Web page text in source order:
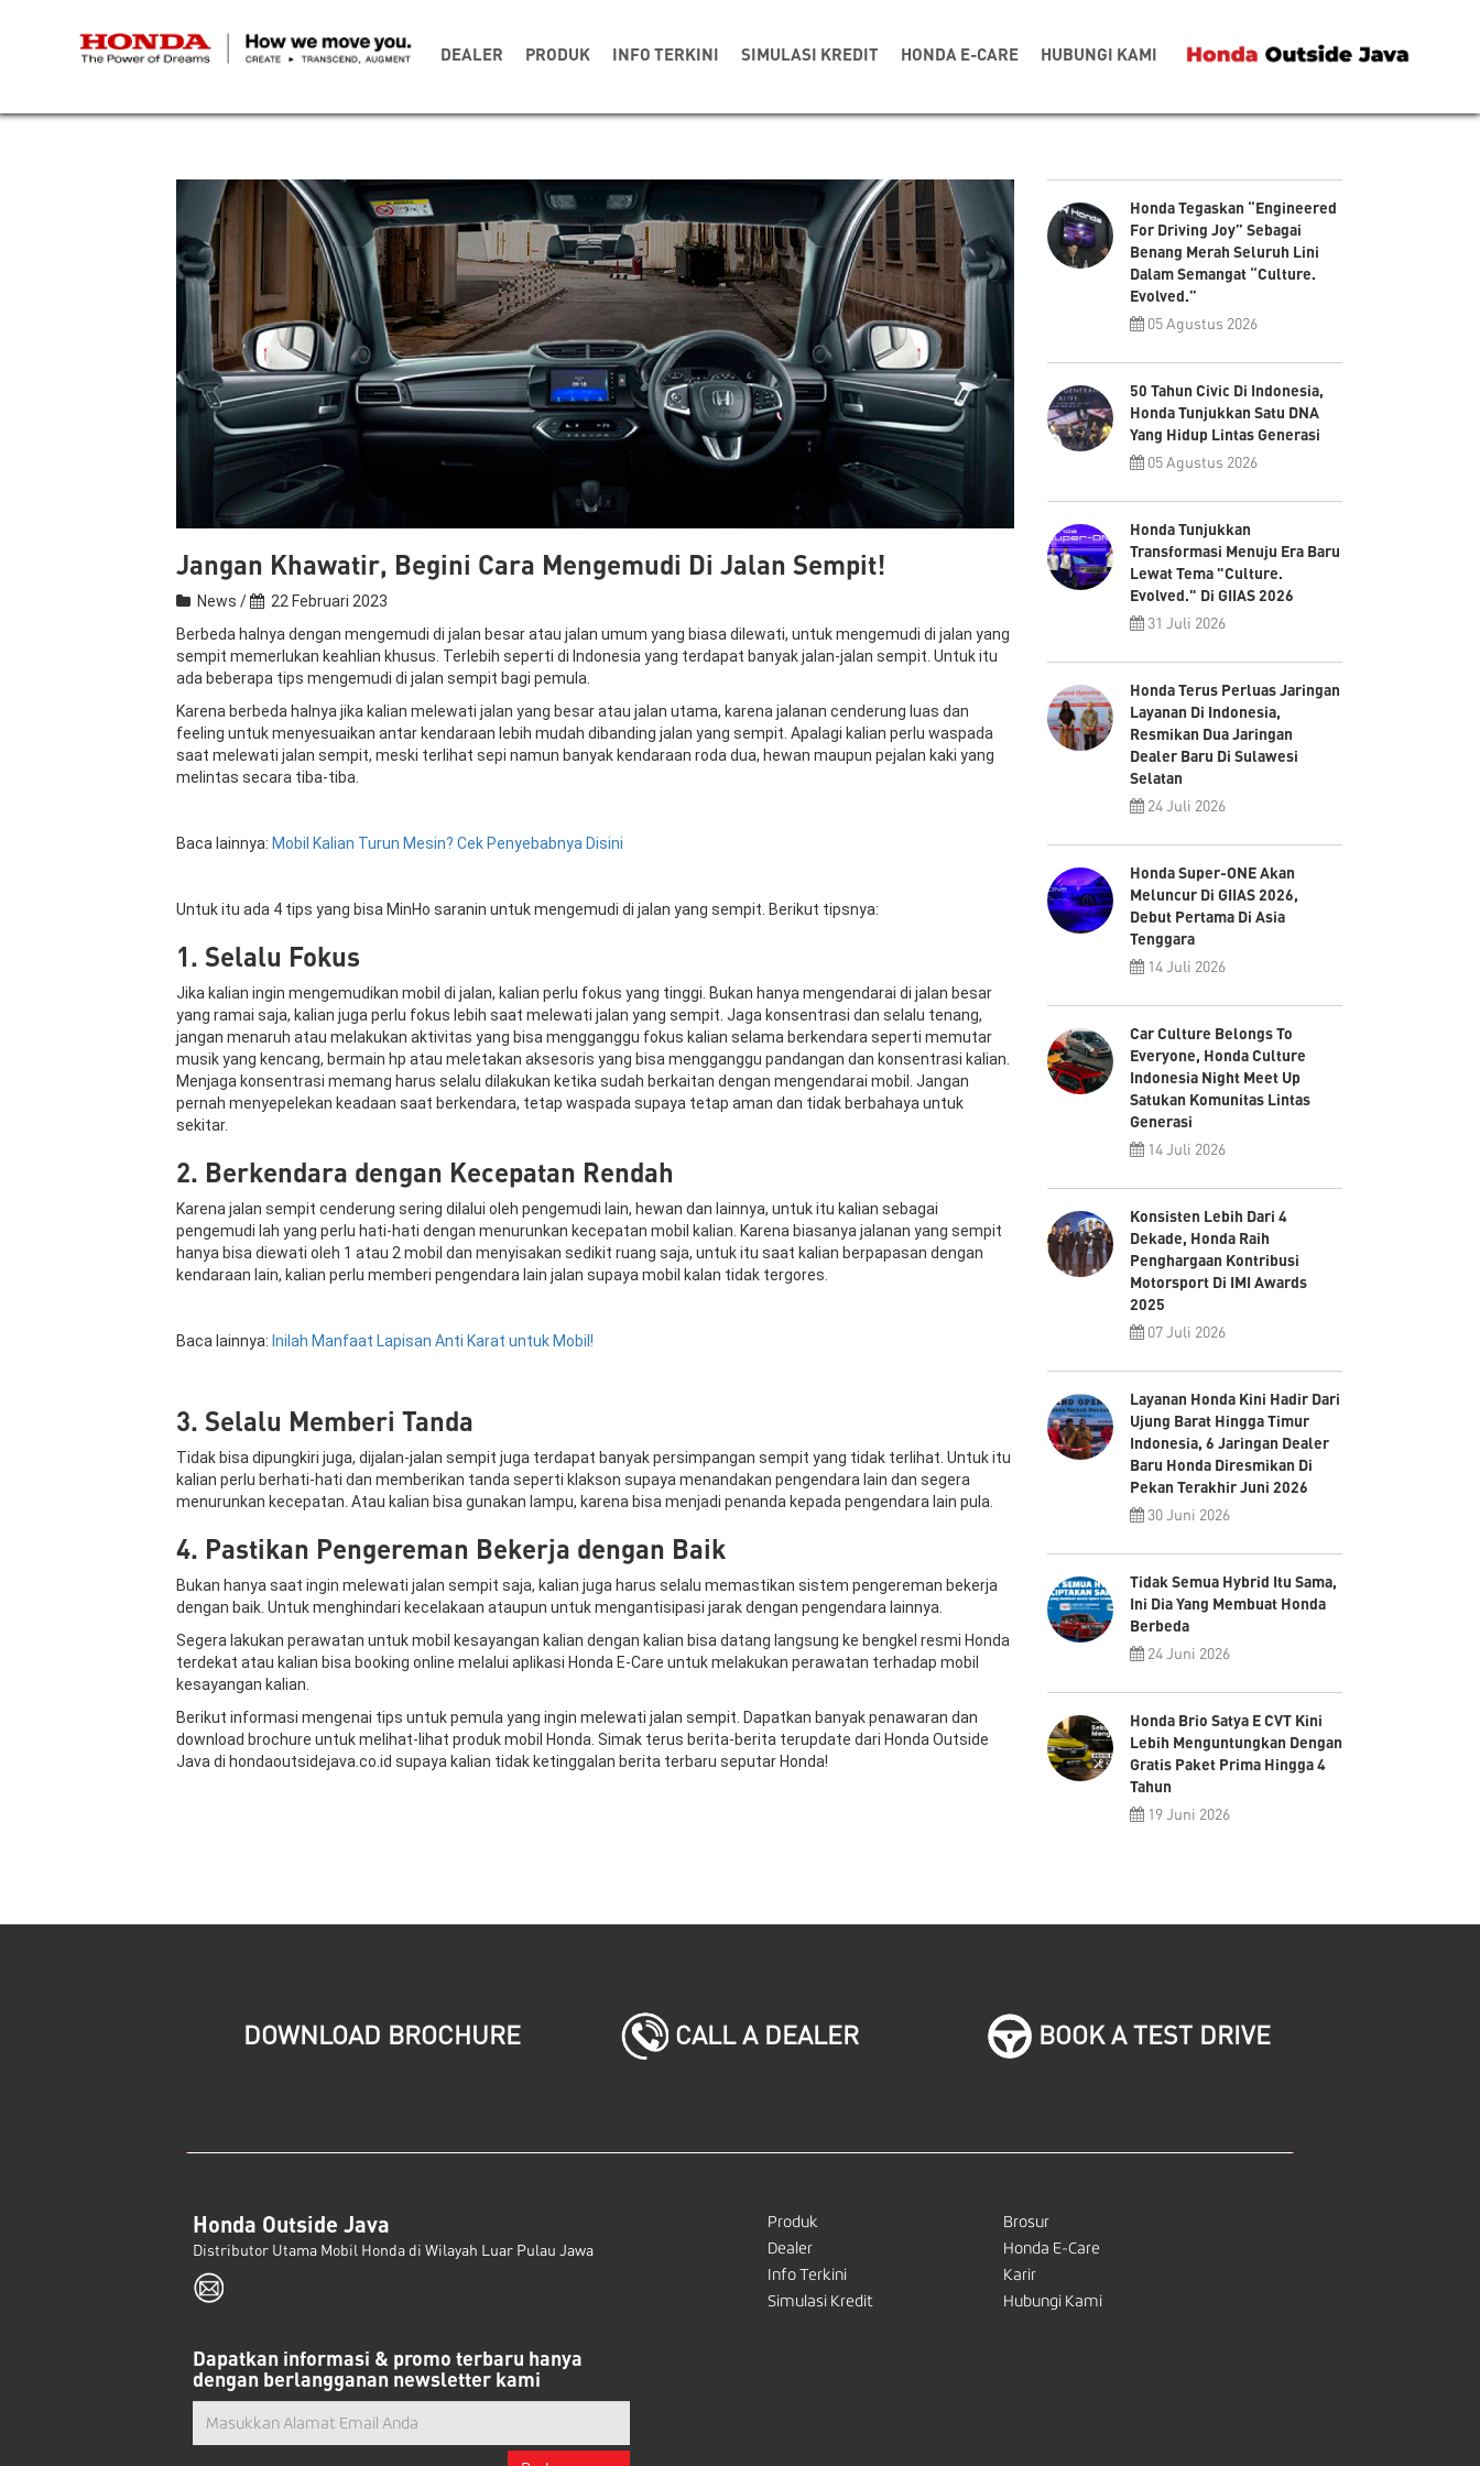
DEALER PRODUK INFO TERKINI SIMULASI KREDIT HONDA E-CARE HUBUNGI KAMI
Jangan Khawatir, Begini Cara Mengemudi Di Jalan Sempit!
News /
22 Februari 2023
Berbeda halnya dengan mengemudi di jalan besar atau jalan umum yang biasa dilewati, untuk mengemudi di jalan yang
sempit memerlukan keahlian khusus. Terlebih seperti di Indonesia yang terdapat banyak jalan-jalan sempit. Untuk itu
ada beberapa tips mengemudi di jalan sempit bagi pemula.
Karena berbeda halnya jika kalian melewati jalan yang besar atau jalan utama, karena jalanan cenderung luas dan
feeling untuk menyesuaikan antar kendaraan lebih mudah dibanding jalan yang sempit. Apalagi kalian perlu waspada
saat melewati jalan sempit, meski terlihat sepi namun banyak kendaraan roda dua, hewan maupun pejalan kaki yang
melintas secara tiba-tiba.
Baca lainnya: Mobil Kalian Turun Mesin? Cek Penyebabnya Disini
Untuk itu ada 4 tips yang bisa MinHo saranin untuk mengemudi di jalan yang sempit. Berikut tipsnya:
1. Selalu Fokus
Jika kalian ingin mengemudikan mobil di jalan, kalian perlu fokus yang tinggi. Bukan hanya mengendarai di jalan besar
yang ramai saja, kalian juga perlu fokus lebih saat melewati jalan yang sempit. Jaga konsentrasi dan selalu tenang,
jangan menaruh atau melakukan aktivitas yang bisa mengganggu fokus kalian selama berkendara seperti memutar
musik yang kencang, bermain hp atau meletakan aksesoris yang bisa mengganggu pandangan dan konsentrasi kalian.
Menjaga konsentrasi memang harus selalu dilakukan ketika sudah berkaitan dengan mengendarai mobil. Jangan
pernah menyepelekan keadaan saat berkendara, tetap waspada supaya tetap aman dan tidak berbahaya untuk
sekitar.
2. Berkendara dengan Kecepatan Rendah
Karena jalan sempit cenderung sering dilalui oleh pengemudi lain, hewan dan lainnya, untuk itu kalian sebagai
pengemudi lah yang perlu hati-hati dengan menurunkan kecepatan mobil kalian. Karena biasanya jalanan yang sempit
hanya bisa diewati oleh 1 atau 2 mobil dan menyisakan sedikit ruang saja, untuk itu saat kalian berpapasan dengan
kendaraan lain, kalian perlu memberi pengendara lain jalan supaya mobil kalan tidak tergores.
Baca lainnya: Inilah Manfaat Lapisan Anti Karat untuk Mobil!
3. Selalu Memberi Tanda
Tidak bisa dipungkiri juga, dijalan-jalan sempit juga terdapat banyak persimpangan sempit yang tidak terlihat. Untuk itu
kalian perlu berhati-hati dan memberikan tanda seperti klakson supaya menandakan pengendara lain dan segera
menurunkan kecepatan. Atau kalian bisa gunakan lampu, karena bisa menjadi penanda kepada pengendara lain pula.
4. Pastikan Pengereman Bekerja dengan Baik
Bukan hanya saat ingin melewati jalan sempit saja, kalian juga harus selalu memastikan sistem pengereman bekerja
dengan baik. Untuk menghindari kecelakaan ataupun untuk mengantisipasi jarak dengan pengendara lainnya.
Segera lakukan perawatan untuk mobil kesayangan kalian dengan kalian bisa datang langsung ke bengkel resmi Honda
terdekat atau kalian bisa booking online melalui aplikasi Honda E-Care untuk melakukan perawatan terhadap mobil
kesayangan kalian.
Berikut informasi mengenai tips untuk pemula yang ingin melewati jalan sempit. Dapatkan banyak penawaran dan
download brochure untuk melihat-lihat produk mobil Honda. Simak terus berita-berita terupdate dari Honda Outside
Java di hondaoutsidejava.co.id supaya kalian tidak ketinggalan berita terbaru seputar Honda!
Honda Tegaskan “Engineered
For Driving Joy” Sebagai
Benang Merah Seluruh Lini
Dalam Semangat “Culture.
Evolved.”
05 Agustus 2026
50 Tahun Civic Di Indonesia,
Honda Tunjukkan Satu DNA
Yang Hidup Lintas Generasi
05 Agustus 2026
Honda Tunjukkan
Transformasi Menuju Era Baru
Lewat Tema "Culture.
Evolved." Di GIIAS 2026
31 Juli 2026
Honda Terus Perluas Jaringan
Layanan Di Indonesia,
Resmikan Dua Jaringan
Dealer Baru Di Sulawesi
Selatan
24 Juli 2026
Honda Super-ONE Akan
Meluncur Di GIIAS 2026,
Debut Pertama Di Asia
Tenggara
14 Juli 2026
Car Culture Belongs To
Everyone, Honda Culture
Indonesia Night Meet Up
Satukan Komunitas Lintas
Generasi
14 Juli 2026
Konsisten Lebih Dari 4
Dekade, Honda Raih
Penghargaan Kontribusi
Motorsport Di IMI Awards
2025
07 Juli 2026
Layanan Honda Kini Hadir Dari
Ujung Barat Hingga Timur
Indonesia, 6 Jaringan Dealer
Baru Honda Diresmikan Di
Pekan Terakhir Juni 2026
30 Juni 2026
Tidak Semua Hybrid Itu Sama,
Ini Dia Yang Membuat Honda
Berbeda
24 Juni 2026
Honda Brio Satya E CVT Kini
Lebih Menguntungkan Dengan
Gratis Paket Prima Hingga 4
Tahun
19 Juni 2026
DOWNLOAD BROCHURE CALL A DEALER BOOK A TEST DRIVE
Honda Outside Java
Distributor Utama Mobil Honda di Wilayah Luar Pulau Jawa
Produk
Dealer
Info Terkini
Simulasi Kredit
Brosur
Honda E-Care
Karir
Hubungi Kami
Dapatkan informasi & promo terbaru hanya
dengan berlangganan newsletter kami